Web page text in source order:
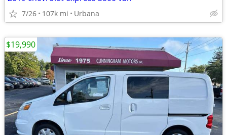
7/26 107k mi Urbana
$19,990